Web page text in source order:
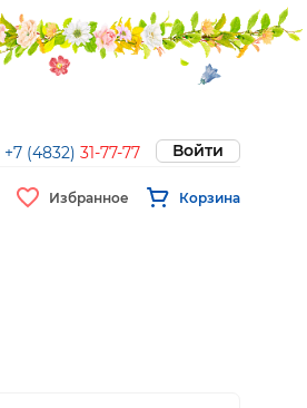
+7 (4832) 31-77-77 Войти
Избранное Корзина